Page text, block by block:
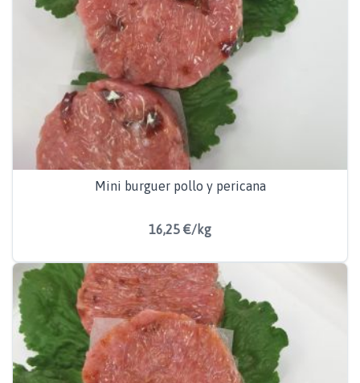
Mini burguer pollo y pericana
16,25 €/kg